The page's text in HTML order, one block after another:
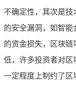
不确定性，其次是
的安全漏洞，如智
的资金损失，区块
低，许多投资者对区
一定程度上制约了区